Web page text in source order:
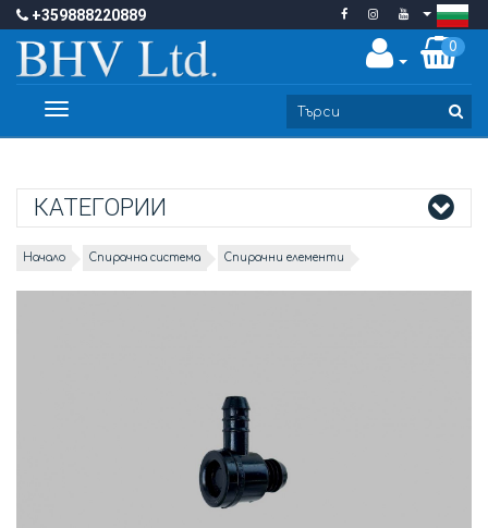
+359888220889
0
Toggle
КАТЕГОРИИ
Начало Спирачна система Спирачни елементи